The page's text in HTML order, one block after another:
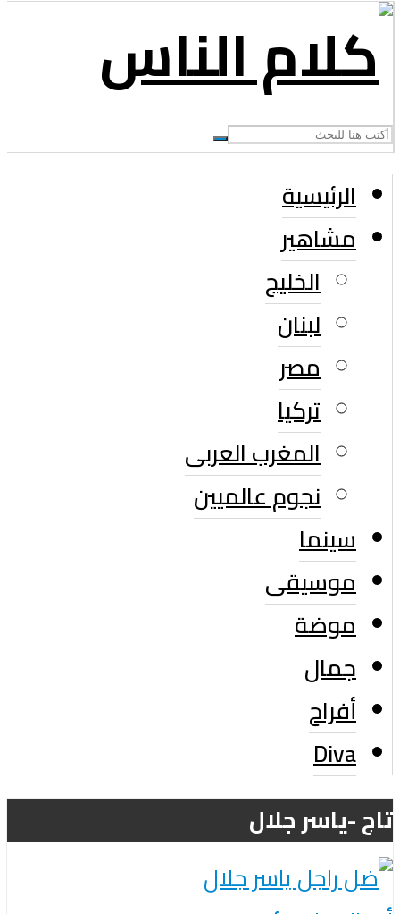
الرئيسية
مشاهير
الخليج
لبنان
مصر
تركيا
المغرب العربى
نجوم عالميين
سينما
موسيقى
موضة
جمال
أفراح
Diva
تاج -ياسر جلال